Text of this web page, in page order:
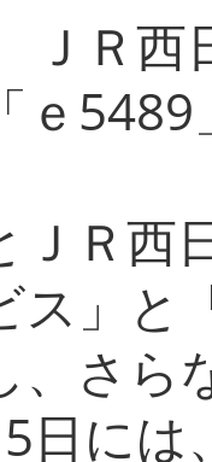
ＪＲ
ｅ
Ｒ西
ス」
、さら
日に